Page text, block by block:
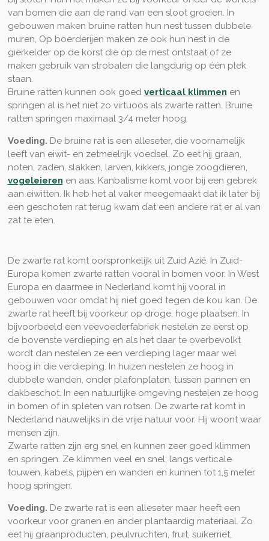
van bomen die aan de rand van een sloot groeien. In
gebouwen maken bruine ratten hun nest tussen dubbele
muren, Op boerderijen maken ze ook hun nest in de
gierkelder op de korst die op de mest ontstaat of ze
maken gebruik van strobalen die langdurig op één plek
staan.
Bruine ratten kunnen ook goed verticaal klimmen en
springen al is het niet zo virtuoos als zwarte ratten. Bruine
ratten springen maximaal 3/4 meter hoog.
Voeding. De bruine rat is een alleseter, die voornamelijk
leeft van eiwit- en zetmeelrijk voedsel. Zo eet hij graan,
noten, zaden, slakken, larven, kikkers, jonge zoogdieren,
vogeleieren en aas. Kanbalisme komt voor bij een gebrek
aan eiwitten. Ik heb het al vaker meegemaakt dat ik later bij
een geschoten rat terug kwam dat een andere rat er al van
zat te eten.
De zwarte rat komt oorspronkelijk uit Zuid Azië. In Zuid-
Europa komen zwarte ratten vooral in bomen voor. In West
Europa en daarmee in Nederland komt hij vooral in
gebouwen voor omdat hij niet goed tegen de kou kan. De
zwarte rat heeft bij voorkeur op droge, hoge plaatsen. In
bijvoorbeeld een veevoederfabriek nestelen ze eerst op
de bovenste verdieping en als het daar te overbevolkt
wordt dan nestelen ze een verdieping lager maar wel
hoog in die verdieping. In huizen nestelen ze hoog in
dubbele wanden, onder plafonplaten, tussen pannen en
dakbeschot. In een natuurlijke omgeving nestelen ze hoog
in bomen of in spleten van rotsen. De zwarte rat komt in
Nederland nauwelijks in de vrije natuur voor. Hij woont waar
mensen zijn.
Zwarte ratten zijn erg snel en kunnen zeer goed klimmen
en springen. Ze klimmen veel en snel, langs verticale
touwen, kabels, pijpen en wanden en kunnen tot 1,5 meter
hoog springen.
Voeding. De zwarte rat is een alleseter maar heeft een
voorkeur voor granen en ander plantaardig materiaal. Zo
eet hij graanproducten, peulvruchten, fruit, suikerriet,